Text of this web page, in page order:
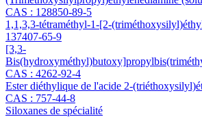
CAS : 128850-89-5
1,1,3,3-tétraméthyl-1-[2-
137407-65-9
[3,3-
CAS : 4262-92-4
Ester diéthylique de l'acide 2-
CAS : 757-44-8
Siloxanes de spécialité